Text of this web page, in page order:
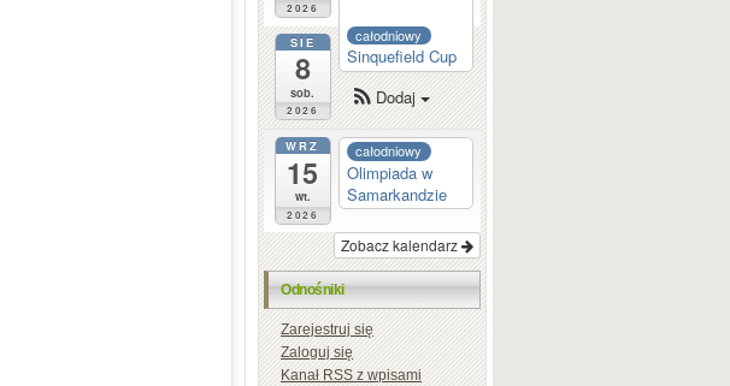
2026
SIE
8
sob.
2026
całodniowy
Sinquefield Cup
WRZ
15
wt.
2026
całodniowy
Olimpiada w
Samarkandzie
Zobacz kalendarz
Dodaj
Odnośniki
Zarejestruj się
Zaloguj się
KanałRSSz wpisami